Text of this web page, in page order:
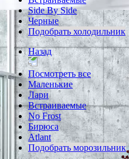
Side By Side
Черные
Подобрать холодильник
Назад
Посмотреть все
Маленькие
Лари
Встраиваемые
No Frost
Бирюса
Atlant
Подобрать морозильник